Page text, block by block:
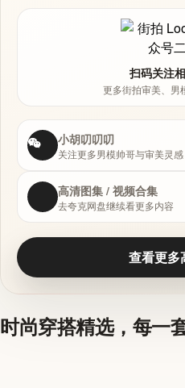
扫码关注
更多街拍审美、男
小胡叨叨叨
关注更多男模帅哥与审美灵感
高清图集 / 视频合集
去夸克网盘继续看更多内容
查看更多
时尚穿搭精选，每一